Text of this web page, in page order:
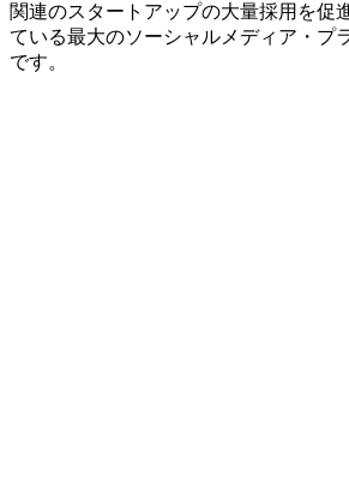
関連のスタートアップの大量採用を促
ている最大のソーシャルメディア・プ
です。